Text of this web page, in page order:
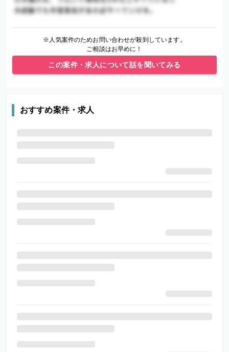
※人気案件のためお問い合わせが殺到しています。
ご相談はお早めに！
この案件・求人について話を聞いてみる
おすすめ案件・求人